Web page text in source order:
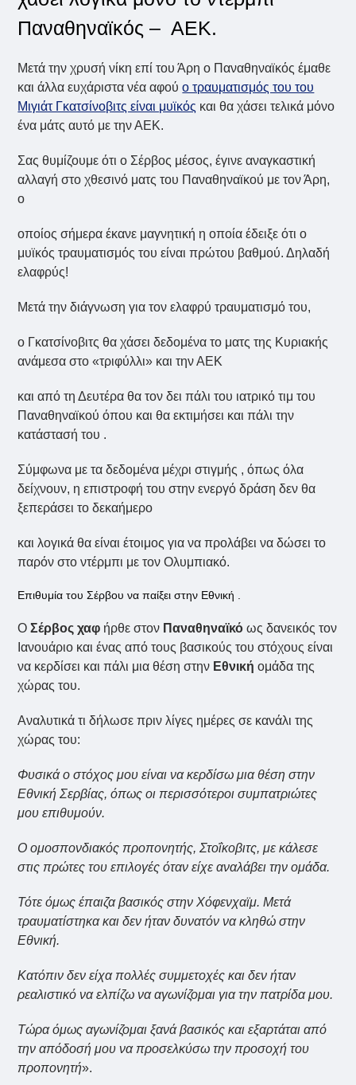
Παναθηναϊκός – ΑΕΚ.
Μετά την χρυσή νίκη επί του Άρη ο Παναθηναϊκός έμαθε
και άλλα ευχάριστα νέα αφούο τραυματισμός του του
Μιγιάτ Γκατσίνοβιτς είναι μυϊκός και θα χάσει τελικά μόνο
ένα μάτς αυτό με την ΑΕΚ.
Σας θυμίζουμε ότι ο Σέρβος μέσος, έγινε αναγκαστική
αλλαγή στο χθεσινό ματς του Παναθηναϊκού με τον Άρη,
ο
οποίος σήμερα έκανε μαγνητική η οποία έδειξε ότι ο
μυϊκός τραυματισμός του είναι πρώτου βαθμού. Δηλαδή
ελαφρύς!
Μετά την διάγνωση για τον ελαφρύ τραυματισμό του,
ο Γκατσίνοβιτς θα χάσει δεδομένα το ματς της Κυριακής
ανάμεσα στο «τριφύλλι» και την ΑΕΚ
και από τη Δευτέρα θα τον δει πάλι του ιατρικό τιμ του
Παναθηναϊκού όπου και θα εκτιμήσει και πάλι την
κατάστασή του .
Σύμφωνα με τα δεδομένα μέχρι στιγμής , όπως όλα
δείχνουν, η επιστροφή του στην ενεργό δράση δεν θα
ξεπεράσει το δεκαήμερο
και λογικά θα είναι έτοιμος για να προλάβει να δώσει το
παρόν στο ντέρμπι με τον Ολυμπιακό.
Επιθυμία του Σέρβου να παίξει στην Εθνική .
ΟΣέρβος χαφ ήρθε στον Παναθηναϊκόως δανεικός τον
Ιανουάριο και ένας από τους βασικούς του στόχους είναι
να κερδίσει και πάλι μια θέση στην Εθνικήομάδα της
χώρας του.
Αναλυτικά τι δήλωσε πριν λίγες ημέρες σε κανάλι της
χώρας του:
Φυσικά ο στόχος μου είναι να κερδίσω μια θέση στην
Εθνική Σερβίας, όπως οι περισσότεροι συμπατριώτες
μου επιθυμούν.
Ο ομοσπονδιακός προπονητής, Στοΐκοβιτς, με κάλεσε
στις πρώτες του επιλογές όταν είχε αναλάβει την ομάδα.
Τότε όμως έπαιζα βασικός στην Χόφενχαϊμ. Μετά
τραυματίστηκα και δεν ήταν δυνατόν να κληθώ στην
Εθνική.
Κατόπιν δεν είχα πολλές συμμετοχές και δεν ήταν
ρεαλιστικό να ελπίζω να αγωνίζομαι για την πατρίδα μου.
Τώρα όμως αγωνίζομαι ξανά βασικός και εξαρτάται από
την απόδοσή μου να προσελκύσω την προσοχή του
προπονητή».